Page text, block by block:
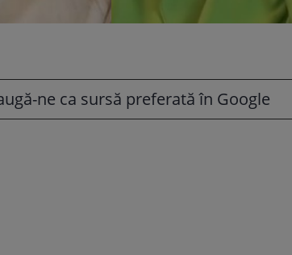
ne ca sursă preferată în Google